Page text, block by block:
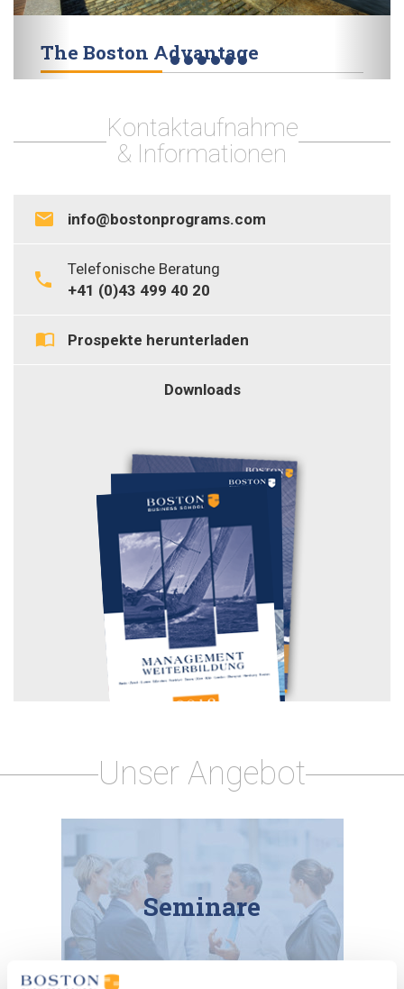
The Boston Advantage
Seminaren bei Ihnen vor Ort oder auf der ganzen Welt.
Kontaktaufnahme
& Informationen
info@bostonprograms.com
Telefonische Beratung
+41 (0)43 499 40 20
Prospekte herunterladen
Downloads
Unser Angebot
Seminare